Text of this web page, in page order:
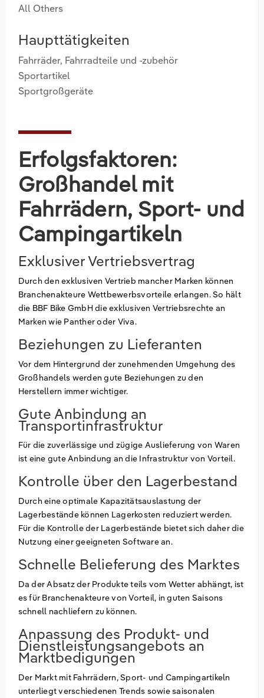
All Others
Haupttätigkeiten
Fahrräder, Fahrradteile und -zubehör
Sportartikel
Sportgroßgeräte
Erfolgsfaktoren:
Großhandel mit
Fahrrädern, Sport- und
Campingartikeln
Exklusiver Vertriebsvertrag
Durch den exklusiven Vertrieb mancher Marken können
Branchenakteure Wettbewerbsvorteile erlangen. So hält
die BBF Bike GmbH die exklusiven Vertriebsrechte an
Marken wie Panther oder Viva.
Beziehungen zu Lieferanten
Vor dem Hintergrund der zunehmenden Umgehung des
Großhandels werden gute Beziehungen zu den
Herstellern immer wichtiger.
Gute Anbindung an
Transportinfrastruktur
Für die zuverlässige und zügige Auslieferung von Waren
ist eine gute Anbindung an die Infrastruktur von Vorteil.
Kontrolle über den Lagerbestand
Durch eine optimale Kapazitätsauslastung der
Lagerbestände können Lagerkosten reduziert werden.
Für die Kontrolle der Lagerbestände bietet sich daher die
Nutzung einer geeigneten Software an.
Schnelle Belieferung des Marktes
Da der Absatz der Produkte teils vom Wetter abhängt, ist
es für Branchenakteure von Vorteil, in guten Saisons
schnell nachliefern zu können.
Anpassung des Produkt- und
Dienstleistungsangebots an
Marktbedigungen
Der Markt mit Fahrrädern, Sport- und Campingartikeln
unterliegt verschiedenen Trends sowie saisonalen